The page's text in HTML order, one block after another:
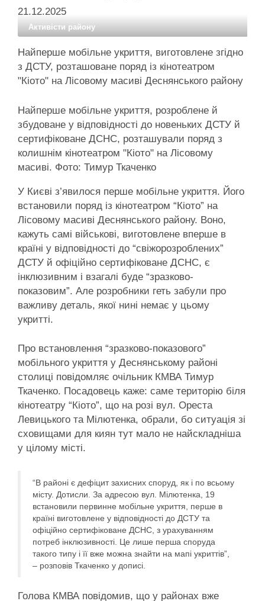
21.12.2025
Активісти району
Найперше мобільне укриття, виготовлене згідно
з ДСТУ, розташоване поряд із кінотеатром
"Кіото" на Лісовому масиві Деснянського району
Найперше мобільне укриття, розроблене й
збудоване у відповідності до новеньких ДСТУ й
сертифіковане ДСНС, розташували поряд з
колишнім кінотеатром "Кіото" на Лісовому
масиві. Фото: Тимур Ткаченко
У Києві з’явилося перше мобільне укриття. Його
встановили поряд із кінотеатром “Кіото” на
Лісовому масиві Деснянського району. Воно,
кажуть самі військові, виготовлене вперше в
країні у відповідності до “свіжорозроблених”
ДСТУ й офіційно сертифіковане ДСНС, є
інклюзивним і взагалі буде “зразково-
показовим”. Але розробники геть забули про
важливу деталь, якої нині немає у цьому
укритті.
Про встановлення “зразково-показового”
мобільного укриття у Деснянському районі
столиці повідомляє очільник КМВА Тимур
Ткаченко. Посадовець каже: саме територію біля
кінотеатру “Кіото”, що на розі вул. Ореста
Левицького та Мілютенка, обрали, бо ситуація зі
сховищами для киян тут мало не найскладніша
у цілому місті.
“В районі є дефіцит захисних споруд, як і по всьому
місту. Дотисли. За адресою вул. Мілютенка, 19
встановили первинне мобільне укриття, перше в
країні виготовлене у відповідності до ДСТУ та
офіційно сертифіковане ДСНС, з урахуванням
потреб інклюзивності. Це лише перша споруда
такого типу і її вже можна знайти на мапі укриттів”,
– розповів Ткаченко у дописі.
Голова КМВА повідомив, що у районах вже